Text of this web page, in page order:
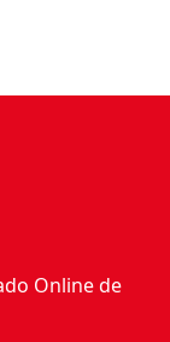
Online de